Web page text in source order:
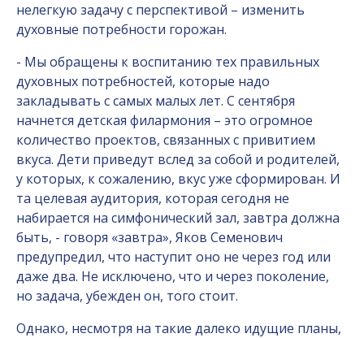
нелегкую задачу с перспективой – изменить
духовные потребности горожан.
- Мы обращены к воспитанию тех правильных
духовных потребностей, которые надо
закладывать с самых малых лет. С сентября
начнется детская филармония – это огромное
количество проектов, связанных с привитием
вкуса. Дети приведут вслед за собой и родителей,
у которых, к сожалению, вкус уже сформирован. И
та целевая аудитория, которая сегодня не
набирается на симфонический зал, завтра должна
быть, - говоря «завтра», Яков Семенович
предупредил, что наступит оно не через год или
даже два. Не исключено, что и через поколение,
но задача, убежден он, того стоит.
Однако, несмотря на такие далеко идущие планы,